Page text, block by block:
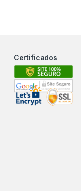
Certificados